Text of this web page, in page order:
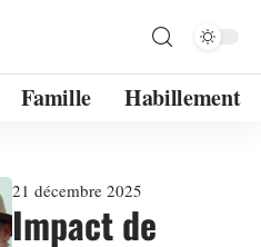
Famille Habillement
21 décembre 2025
Impact de